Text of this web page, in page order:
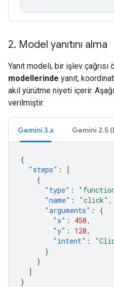
2. Model yanıtını alma
Yanıt modeli, bir işlev çağrısı
modellerinde yanıt,
akıl yürütme niyeti içerir.
verilmiştir:
Gemini 3.x Gemini 2.5
{
"steps" :
[
{
"type" :
"name" : "click" ,
"arguments" :
{
"x" : 450,
"y" : 120,
"intent" :
}
}
]
}